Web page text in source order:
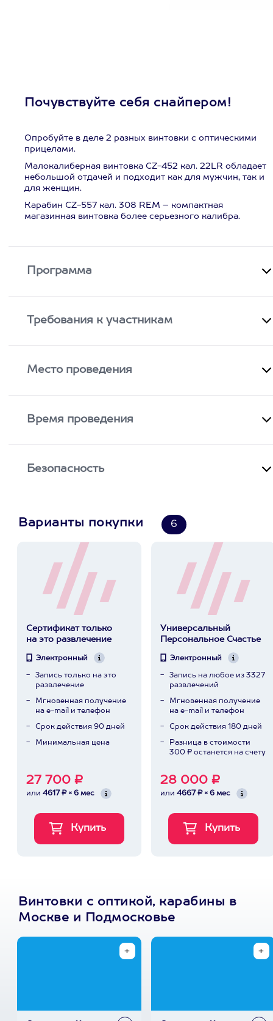
Почувствуйте себя снайпером!
Опробуйте в деле 2 разных винтовки с оптическими
прицелами.
Малокалиберная винтовка CZ-452 кал. 22LR обладает
небольшой отдачей и подходит как для мужчин, так и
для женщин.
Карабин CZ-557 кал. 308 REM – компактная
магазинная винтовка более серьезного калибра.
Программа
Требования к участникам
Место проведения
Время проведения
Безопасность
Варианты покупки 6
Сертификат только
на это развлечение
Электронный
Запись только на это
развлечение
Мгновенная получение
на e-mail и телефон
Срок действия 90 дней
Минимальная цена
27 700 ₽
или 4617 ₽ × 6 мес
Универсальный
Персональное Счастье
Электронный
Запись на любое из 3327
развлечений
Мгновенная получение
на e-mail и телефон
Срок действия 180 дней
Разница в стоимости
300 ₽ останется на счету
28 000 ₽
или 4667 ₽ × 6 мес
Винтовки с оптикой, карабины в
Москве и Подмосковье